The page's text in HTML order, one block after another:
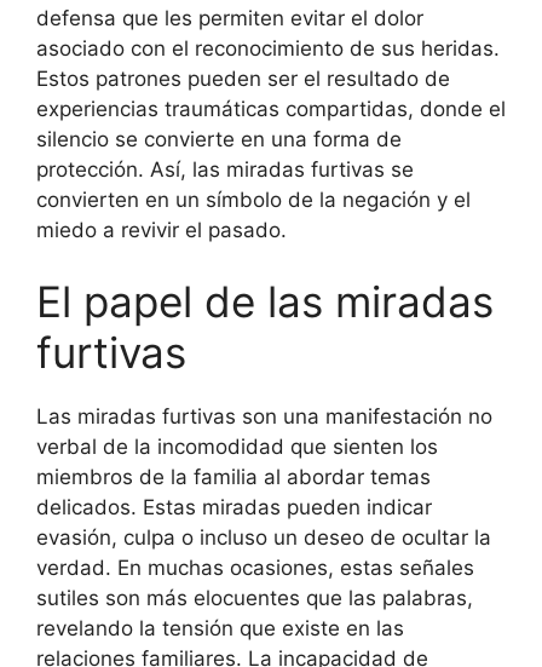
defensa que les permiten evitar el dolor
asociado con el reconocimiento de sus heridas.
Estos patrones pueden ser el resultado de
experiencias traumáticas compartidas, donde el
silencio se convierte en una forma de
protección. Así, las miradas furtivas se
convierten en un símbolo de la negación y el
miedo a revivir el pasado.
El papel de las miradas
furtivas
Las miradas furtivas son una manifestación no
verbal de la incomodidad que sienten los
miembros de la familia al abordar temas
delicados. Estas miradas pueden indicar
evasión, culpa o incluso un deseo de ocultar la
verdad. En muchas ocasiones, estas señales
sutiles son más elocuentes que las palabras,
revelando la tensión que existe en las
relaciones familiares. La incapacidad de